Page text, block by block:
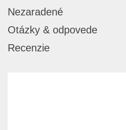
Nezaradené
Otázky & odpovede
Recenzie